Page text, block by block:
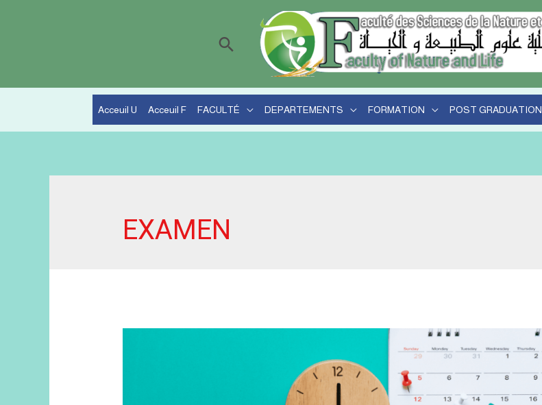
Rechercher
Acceuil U Acceuil F FACULTÉ DEPARTEMENTS FORMATION POST GRADUATION
EXAMEN